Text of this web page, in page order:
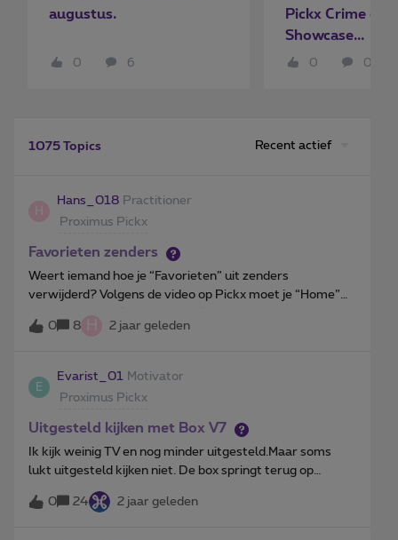
augustus.
0 6
Pickx Crime en
Showcase...
0 0
1075 Topics Recent actief
H
Hans_018 Practitioner
Proximus Pickx
Favorieten zenders
Weert iemand hoe je “Favorieten” uit zenders
verwijderd? Volgens de video op Pickx moet je “Home”
drukken en dan “Terug”.Als ik “Terug” druk ga ik altijd
naar een lopende zender dus naar een programma.
0 8 H 2 jaar geleden
E
Evarist_01
Motivator
Proximus Pickx
Uitgesteld kijken met Box V7
Ik kijk weinig TV en nog minder uitgesteld.Maar soms
lukt uitgesteld kijken niet. De box springt terug op
‘Live’.Sommige programma's kunnen niet uitgesteld
bekeken worden, maar gisteren lukt het wel om ‘Sara’ op
0 24 2 jaar geleden